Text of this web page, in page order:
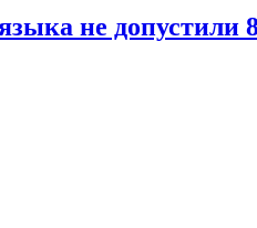
не допустили